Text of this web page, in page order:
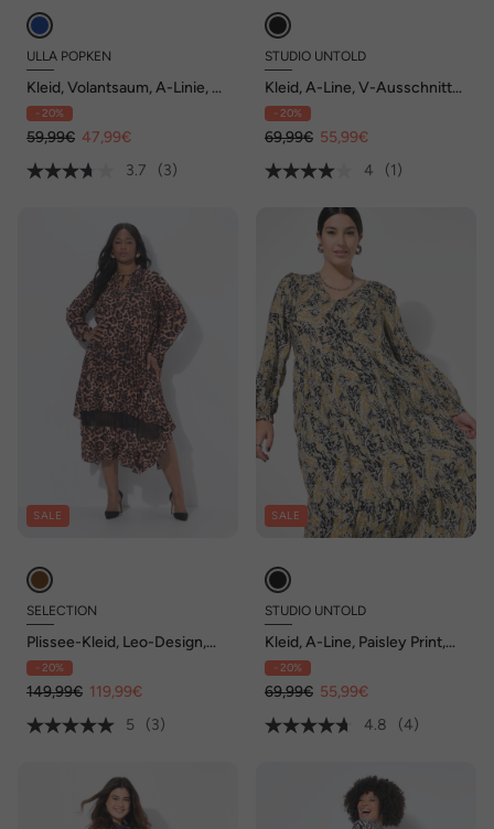
ULLA POPKEN
Kleid, Volantsaum, A-Linie, V-
Ausschnitt, 3/4-Arm
- 20%
59,99€ 47,99€
3.7
(3)
STUDIO UNTOLD
Kleid, A-Line, V-Ausschnitt
mit Ziernieten
- 20%
69,99€ 55,99€
4
(1)
SALE
SELECTION
Plissee-Kleid, Leo-Design,
Tunika-Ausschnitt, Langarm
- 20%
149,99€ 119,99€
5
(3)
SALE
STUDIO UNTOLD
Kleid, A-Line, Paisley Print,
Langarm
- 20%
69,99€ 55,99€
4.8
(4)